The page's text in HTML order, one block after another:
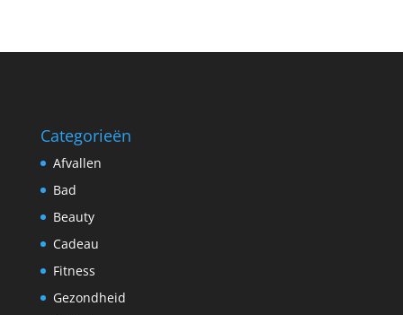
Categorieën
Afvallen
Bad
Beauty
Cadeau
Fitness
Gezondheid